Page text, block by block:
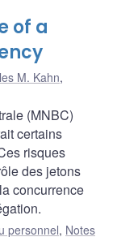
of a
M. Kahn,
(MNBC)
certains
risques
des jetons
concurrence
personnel, Notes